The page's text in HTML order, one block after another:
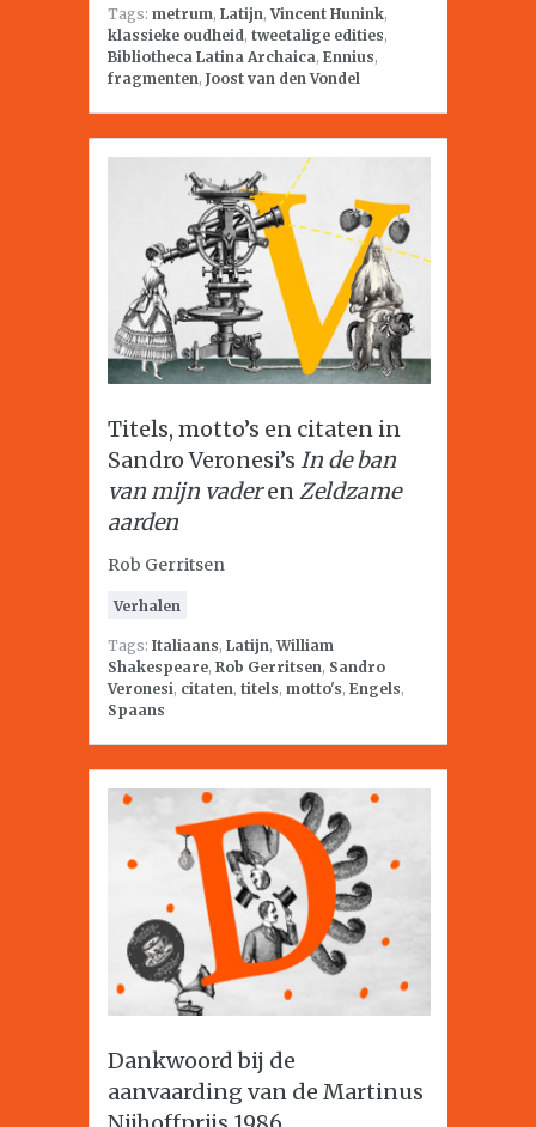
Tags: metrum, Latijn,Vincent Hunink,
klassieke oudheid, tweetalige edities,
Bibliotheca Latina Archaica, Ennius,
fragmenten, Joost van den Vondel
Titels, motto’s en citaten in
Sandro Veronesi’s In de ban
van mijn vaderenZeldzame
aarden
Rob Gerritsen
Verhalen
Tags: Italiaans, Latijn,William
Shakespeare, Rob Gerritsen, Sandro
Veronesi, citaten, titels, motto's, Engels,
Spaans
Dankwoord bij de
aanvaarding van de Martinus